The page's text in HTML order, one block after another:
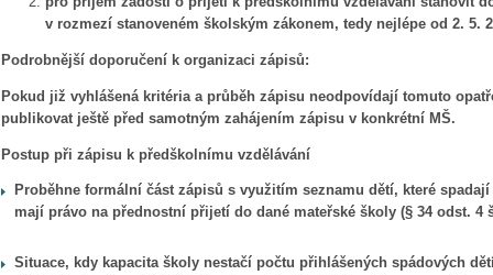
v rozmezí stanoveném školským zákonem, tedy nejlépe od 2. 5.
Podrobnější doporučení k organizaci zápisů:
Pokud již vyhlášená kritéria a průběh zápisu neodpovídají tomuto
publikovat ještě před samotným zahájením zápisu v konkrétní MŠ.
Postup při zápisu k předškolnímu vzdělávání
Proběhne formální část zápisů s využitím seznamu dětí, které
mají právo na přednostní přijetí do dané mateřské školy (§ 34 odst. 4
Situace, kdy kapacita školy nestačí počtu přihlášených spádových